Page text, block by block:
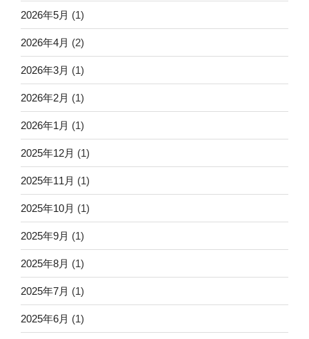
2026年5月 (1)
2026年4月 (2)
2026年3月 (1)
2026年2月 (1)
2026年1月 (1)
2025年12月 (1)
2025年11月 (1)
2025年10月 (1)
2025年9月 (1)
2025年8月 (1)
2025年7月 (1)
2025年6月 (1)